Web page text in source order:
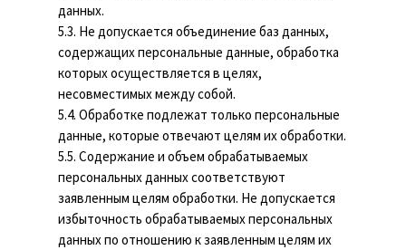
данных.
5.3. Не допускается объединение баз данных,
содержащих персональные данные, обработка
которых осуществляется в целях,
несовместимых между собой.
5.4. Обработке подлежат только персональные
данные, которые отвечают целям их обработки.
5.5. Содержание и объем обрабатываемых
персональных данных соответствуют
заявленным целям обработки. Не допускается
избыточность обрабатываемых персональных
данных по отношению к заявленным целям их